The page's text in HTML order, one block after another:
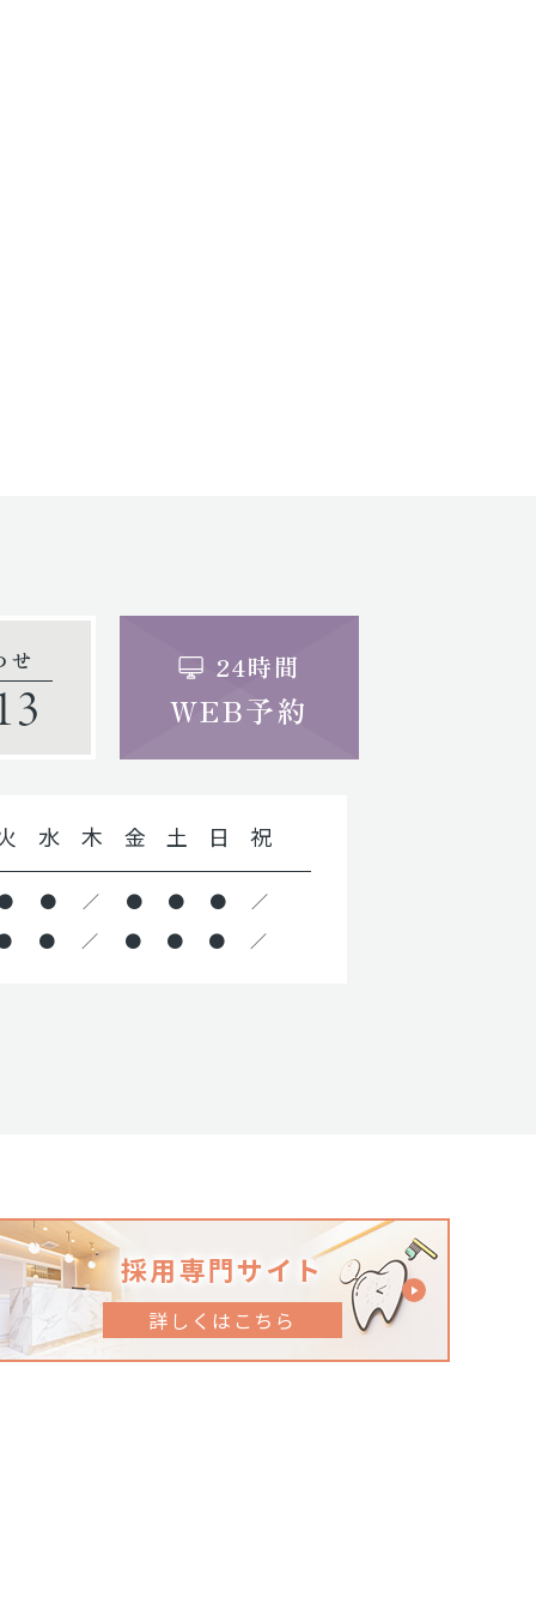
せ 24時間
WEB予約
水 木 金 土 日 祝
● ／ ● ● ●
／
● ／ ● ● ● ／
採用専門サイト
詳しくはこちら